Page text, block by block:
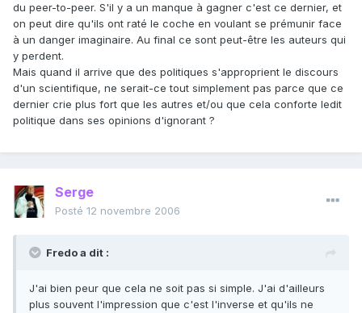
du peer-to-peer. S'il y a un manque à gagner c'est ce dernier, et
on peut dire qu'ils ont raté le coche en voulant se prémunir face
à un danger imaginaire. Au final ce sont peut-être les auteurs qui
y perdent.
Mais quand il arrive que des politiques s'approprient le discours
d'un scientifique, ne serait-ce tout simplement pas parce que ce
dernier crie plus fort que les autres et/ou que cela conforte ledit
politique dans ses opinions d'ignorant ?
Serge
Posté 12 novembre 2006
Fredo a dit :
J'ai bien peur que cela ne soit pas si simple. J'ai d'ailleurs
plus souvent l'impression que c'est l'inverse et qu'ils ne